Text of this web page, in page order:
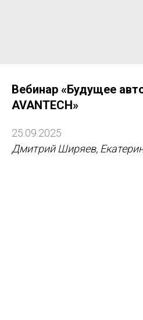
Вебинар «Будущее
AVANTECH»
25.09.2025
Дмитрий Ширяев,